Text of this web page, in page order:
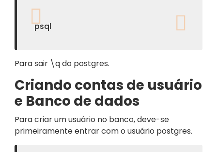
psql
Para sair \q do postgres.
Criando contas de usuário
e Banco de dados
Para criar um usuário no banco, deve-se
primeiramente entrar com o usuário postgres.